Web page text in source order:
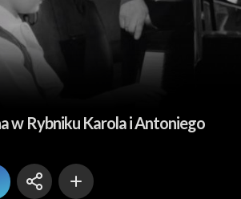
w Rybniku Karola i Antoniego